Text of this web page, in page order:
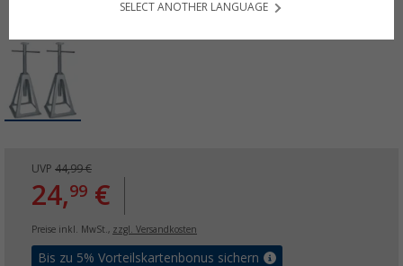
UVP 44,99 €
24,99 €
Preise inkl. MwSt., zzgl. Versandkosten
Bis zu 5% Vorteilskartenbonus sichern
SELECT ANOTHER LANGUAGE